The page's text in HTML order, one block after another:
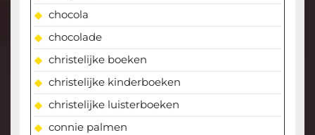
chocola
chocolade
christelijke boeken
christelijke kinderboeken
christelijke luisterboeken
connie palmen